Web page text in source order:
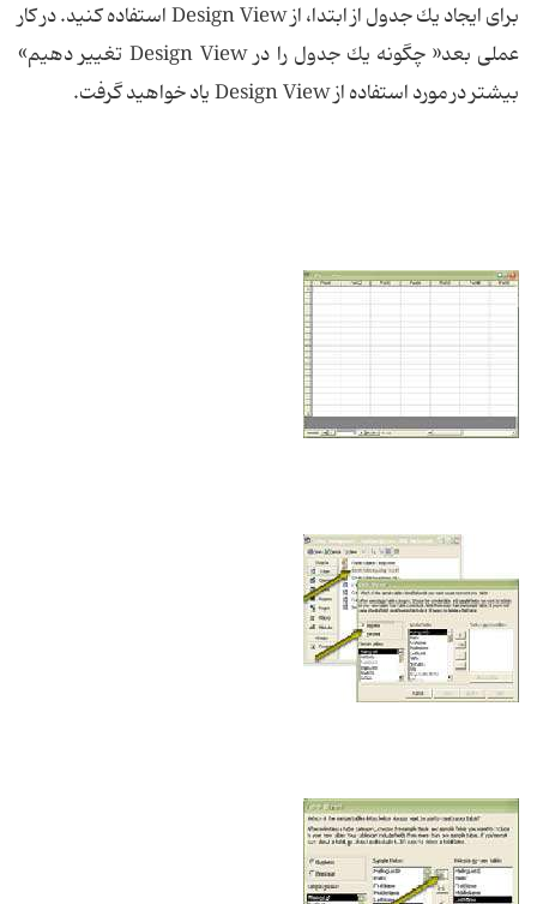
برای ایجاد یك جدول از ابتدا، از Design View استفاده كنید. در كار
عملی بعد« چگونه یك جدول را در Design View تغییر دهیم»
بیشتر در مورد استفاده از Design View یاد خواهید گرفت.